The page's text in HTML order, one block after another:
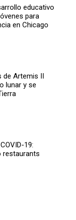
educativo
para
en Chicago
de Artemis II
lunar y se
19:
restaurants